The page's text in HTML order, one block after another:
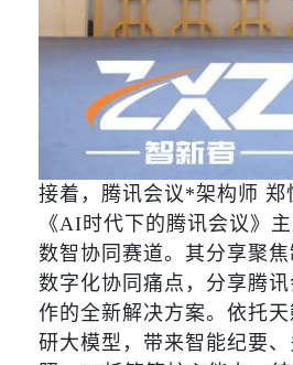
接着，腾讯会议*架构师 郑
《AI时代下的腾讯会议》
数智协同赛道。其分享聚
数字化协同痛点，分享腾
作的全新解决方案。依托
研大模型，带来智能纪要